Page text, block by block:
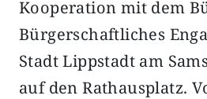
Kooperation mit dem
Bürgerschaftliches
Stadt Lippstadt am
auf den Rathausplatz.